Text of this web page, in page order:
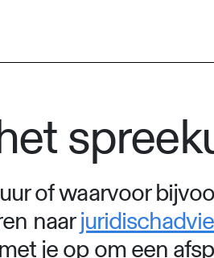
of waarvoor
naar
je op om een